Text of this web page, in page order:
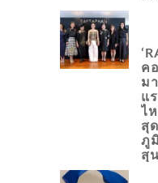
ค
ม
แ
ไ
สุ
ภู
สุ